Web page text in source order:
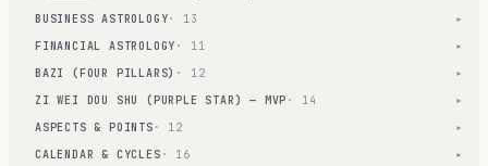
BUSINESS ASTROLOGY· 13 ▾
FINANCIAL ASTROLOGY · 11 ▾
BAZI (FOUR PILLARS) · 12 ▾
ZI WEI DOU SHU (PURPLE STAR) — MVP · 14 ▾
ASPECTS & POINTS · 12 ▾
CALENDAR & CYCLES · 16 ▾